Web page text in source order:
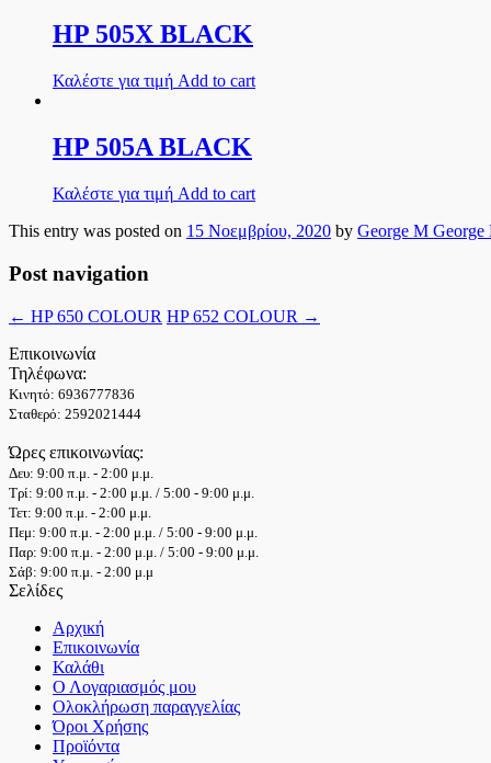
HP 505X BLACK
Καλέστε για τιμή Add to cart
HP 505A BLACK
Καλέστε για τιμή Add to cart
This entry was posted on 15 Νοεμβρίου, 2020 by George M George
Post navigation
← HP 650 COLOUR HP 652 COLOUR →
Επικοινωνία
Τηλέφωνα:
Κινητό: 6936777836
Σταθερό: 2592021444
Ώρες επικοινωνίας:
Δευ: 9:00 π.μ. - 2:00 μ.μ.
Τρί: 9:00 π.μ. - 2:00 μ.μ. / 5:00 - 9:00 μ.μ.
Τετ: 9:00 π.μ. - 2:00 μ.μ.
Πεμ: 9:00 π.μ. - 2:00 μ.μ. / 5:00 - 9:00 μ.μ.
Παρ: 9:00 π.μ. - 2:00 μ.μ. / 5:00 - 9:00 μ.μ.
Σάβ: 9:00 π.μ. - 2:00 μ.μ
Σελίδες
Αρχική
Επικοινωνία
Καλάθι
Ο Λογαριασμός μου
Ολοκλήρωση παραγγελίας
Όροι Χρήσης
Προϊόντα